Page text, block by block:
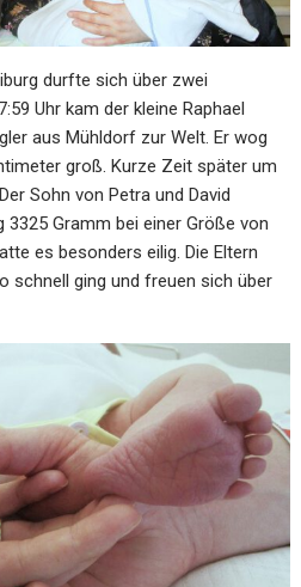
durfte sich über zwei
Uhr kam der kleine Raphael
aus Mühldorf zur Welt. Er wog
groß. Kurze Zeit später um
Sohn von Petra und David
Gramm bei einer Größe von
es besonders eilig. Die Eltern
schnell ging und freuen sich über